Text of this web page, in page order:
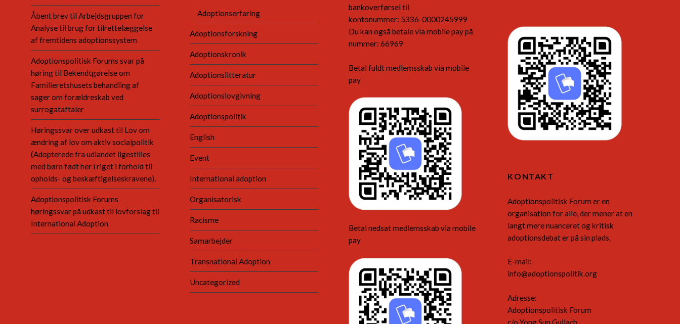
Åbent brev til Arbejdsgruppen for
Analyse til brug for tilrettelæggelse
af fremtidens adoptionssystem
Adoptionspolitisk Forums svar på
høring til Bekendtgørelse om
Familieretshusets behandling af
sager om forældreskab ved
surrogataftaler
Høringssvar over udkast til Lov om
ændring af lov om aktiv socialpolitik
(Adopterede fra udlandet ligestilles
med børn født her i riget i forhold til
opholds- og beskæftigelseskravene).
Adoptionspolitisk Forums
høringssvar på udkast til lovforslag til
International Adoption
Adoptionserfaring
Adoptionsforskning
Adoptionskronik
Adoptionslitteratur
Adoptionslovgivning
Adoptionspolitik
English
Event
International adoption
Organisatorisk
Racisme
Samarbejder
Transnational Adoption
Uncategorized
bankoverførsel til
kontonummer: 5336-0000245999
Du kan også betale via mobile pay på
nummer: 66969
Betal fuldt medlemsskab via mobile
pay
Betal nedsat medlemsskab via mobile
pay
KONTAKT
Adoptionspolitisk Forum er en
organisation for alle, der mener at en
langt mere nuanceret og kritisk
adoptionsdebat er på sin plads.
E-mail:
info@adoptionspolitik.org
Adresse:
Adoptionspolitisk Forum
c/o Yong Sun Gullach